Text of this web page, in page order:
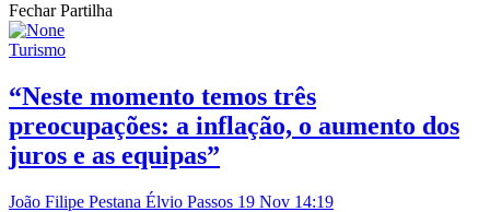
Fechar Partilha
Turismo
“Neste momento temos três
preocupações: a inflação, o aumento dos
juros e as equipas”
João Filipe Pestana Élvio Passos 19 Nov 14:19